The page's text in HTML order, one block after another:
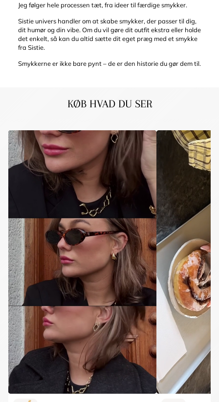
Jeg følger hele processen tæt, fra ideer til færdige smykker.
Sistie univers handler om at skabe smykker, der passer til dig,
dit humør og din vibe. Om du vil gøre dit outfit ekstra eller holde
det enkelt, så kan du altid sætte dit eget præg med et smykke
fra Sistie.
Smykkerne er ikke bare pynt – de er den historie du gør dem til.
KØB HVAD DU SER